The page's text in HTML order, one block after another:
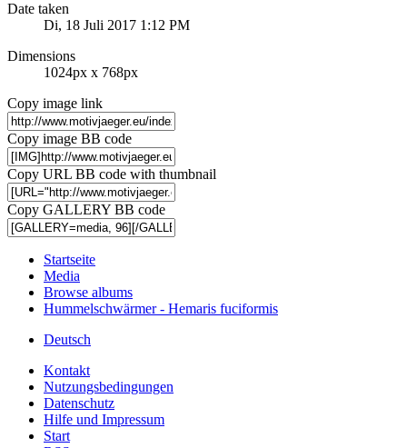
Date taken
Di, 18 Juli 2017 1:12 PM
Dimensions
1024px x 768px
Copy image link
Copy image BB code
Copy URL BB code with thumbnail
Copy GALLERY BB code
Startseite
Media
Browse albums
Hummelschwärmer - Hemaris fuciformis
Deutsch
Kontakt
Nutzungsbedingungen
Datenschutz
Hilfe und Impressum
Start